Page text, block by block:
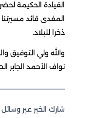
القيادة الحكيمة
المفدى قائد
ذخرا للبلاد.
والله ولي التوفيق
نواف الأحمد الجابر
شارك الخبر عبر